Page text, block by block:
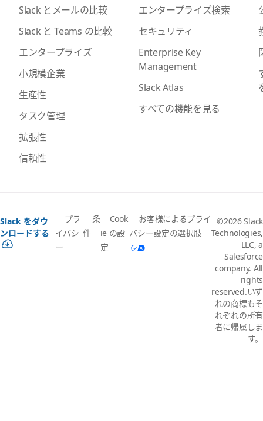
Slack とメールの比較
Slack と Teams の比較
エンタープライズ
小規模企業
生産性
タスク管理
拡張性
信頼性
エンタープライズ検索
セキュリティ
Enterprise Key
Management
Slack Atlas
すべての機能を見る
Slack をダウ
ンロードする
プラ
イバシ
ー
条
件
Cook
ie の設
定
お客様によるプライ
バシー設定の選択肢
©2026 Slack
Technologies,
LLC, a
Salesforce
company. All
rights
reserved.いず
れの商標もそ
れぞれの所有
者に帰属しま
す。